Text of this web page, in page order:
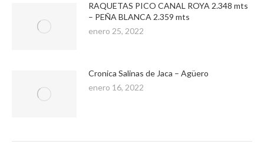
RAQUETAS PICO CANAL ROYA 2.348 mts
– PEÑA BLANCA 2.359 mts
enero 25, 2022
Cronica Salinas de Jaca – Agüero
enero 16, 2022